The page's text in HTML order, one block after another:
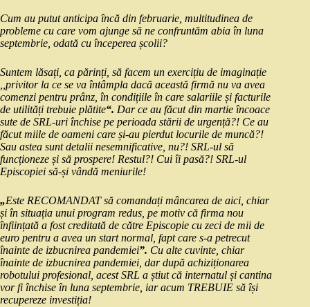
Cum au putut anticipa încă din februarie, multitudinea de
probleme cu care vom ajunge să ne confruntăm abia în luna
septembrie, odată cu începerea școlii?
Suntem lăsați, ca părinți, să facem un exercițiu de imaginație
,,privitor la ce se va întâmpla dacă această firmă nu va avea
comenzi pentru prânz, în condițiile în care salariile și facturile
de utilități trebuie plătite“. Dar ce au făcut din martie încoace
sute de SRL-uri închise pe perioada stării de urgență?! Ce au
făcut miile de oameni care și-au pierdut locurile de muncă?!
Sau astea sunt detalii nesemnificative, nu?! SRL-ul să
funcționeze și să prospere! Restul?! Cui îi pasă?! SRL-ul
Episcopiei să-și vândă meniurile!
„Este RECOMANDAT să comandați mâncarea de aici, chiar
și în situația unui program redus, pe motiv că firma nou
înființată a fost creditată de către Episcopie cu zeci de mii de
euro pentru a avea un start normal, fapt care s-a petrecut
înainte de izbucnirea pandemiei”. Cu alte cuvinte, chiar
înainte de izbucnirea pandemiei, dar după achiziționarea
robotului profesional, acest SRL a știut că internatul și cantina
vor fi închise în luna septembrie, iar acum TREBUIE să își
recupereze investiția!